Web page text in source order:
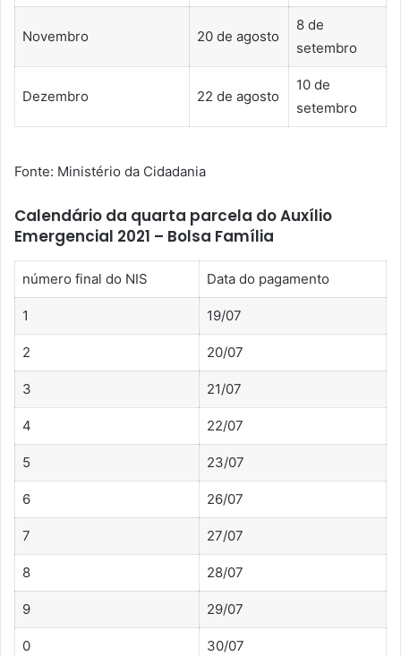
Novembro 20 de agosto
8 de
setembro
Dezembro 22 de agosto
10 de
setembro
Fonte: Ministério da Cidadania
Calendário da quarta parcela do Auxílio
Emergencial 2021 – Bolsa Família
número final do NIS Data do pagamento
1 19/07
2 20/07
3 21/07
4 22/07
5 23/07
6 26/07
7 27/07
8 28/07
9 29/07
0 30/07